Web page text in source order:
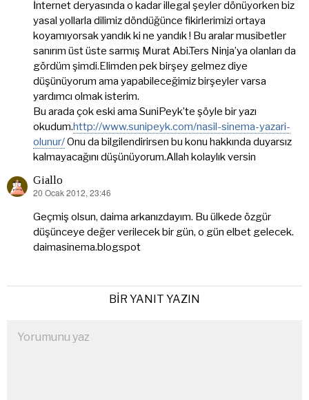
İnternet deryasında o kadar illegal şeyler dönüyorken biz
yasal yollarla dilimiz döndüğünce fikirlerimizi ortaya
koyamıyorsak yandık ki ne yandık ! Bu aralar musibetler
sanırım üst üste sarmış Murat Abi.Ters Ninja’ya olanları da
gördüm şimdi.Elimden pek birşey gelmez diye
düşünüyorum ama yapabileceğimiz birşeyler varsa
yardımcı olmak isterim.
Bu arada çok eski ama SuniPeyk’te şöyle bir yazı
okudum.http://www.sunipeyk.com/nasil-sinema-yazari-
olunur/Onu da bilgilendirirsen bu konu hakkında duyarsız
kalmayacağını düşünüyorum.Allah kolaylık versin
Giallo
dedi
20 Ocak 2012, 23:46
Geçmiş olsun, daima arkanızdayım. Bu ülkede özgür
düşünceye değer verilecek bir gün, o gün elbet gelecek.
daimasinema.blogspot
BIR YANIT YAZIN